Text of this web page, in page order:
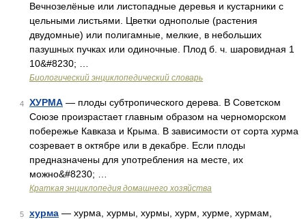
Вечнозелёные или листопадные деревья и кустарники с
цельными листьями. Цветки однополые (растения
двудомные) или полигамные, мелкие, в небольших
пазушных пучках или одиночные. Плод б. ч. шаровидная 1
10&#8230; …
Биологический энциклопедический словарь
4 ХУРМА — плоды субтропического дерева. В Советском
Союзе произрастает главным образом на черноморском
побережье Кавказа и Крыма. В зависимости от сорта хурма
созревает в октябре или в декабре. Если плоды
предназначены для употребления на месте, их
можно&#8230; …
Краткая энциклопедия домашнего хозяйства
5 хурма — хурма, хурмы, хурмы, хурм, хурме, хурмам,